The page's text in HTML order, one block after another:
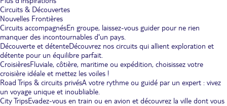
Circuits & Découvertes
Nouvelles Frontières
Circuits accompagnésEn groupe, laissez-vous guider pour ne rien
manquer des incontournables d'un pays.
Découverte et détenteDécouvrez nos circuits qui allient exploration et
détente pour un équilibre parfait.
CroisièresFluviale, côtière, maritime ou expédition, choisissez votre
croisière idéale et mettez les voiles !
Road Trips & circuits privésA votre rythme ou guidé par un expert : vivez
un voyage unique et inoubliable.
City TripsEvadez-vous en train ou en avion et découvrez la ville dont vous